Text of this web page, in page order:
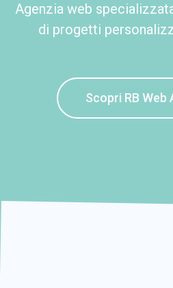
Agenzia web
di progetti
Scopri RB Web